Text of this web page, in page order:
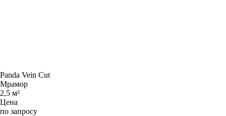
Panda Vein Cut
Мрамор
2,5 м²
Цена
по запросу